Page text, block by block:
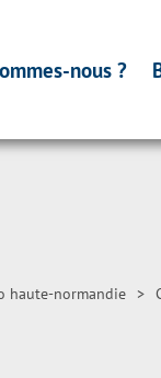
nous ?
haute-normandie >